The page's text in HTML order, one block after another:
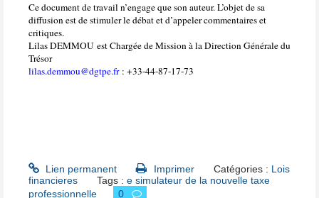
Ce document de travail n’engage que son auteur. L’objet de sa
diffusion est de stimuler le débat et d’appeler commentaires et
critiques.
Lilas DEMMOU est Chargée de Mission à la Direction Générale du
Trésor
lilas.demmou@dgtpe.fr : +33-44-87-17-73
Lien permanent Imprimer Catégories : Lois
financieres
Tags :e simulateur de la nouvelle taxe
professionnelle
0